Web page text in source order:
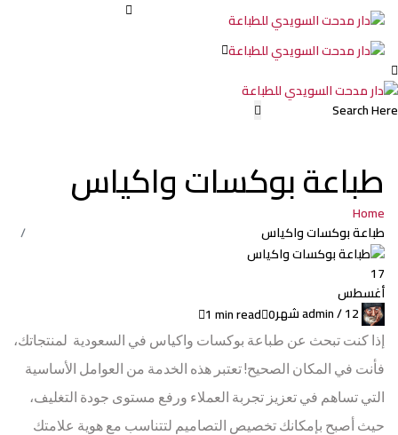
طباعة
بوكسات
,واسعارها
في
السعودية
2025
طباعة بوكسات واكياس
Home
طباعة بوكسات واكياس
17
أغسطس
12 شهر 0
1 min read
إذا كنت تبحث عن طباعة بوكسات واكياس في السعودية لمنتجاتك،
فأنت في المكان الصحيح! تعتبر هذه الخدمة من العوامل الأساسية
التي تساهم في تعزيز تجربة العملاء ورفع مستوى جودة التغليف،
حيث أصبح بإمكانك تخصيص التصاميم لتتناسب مع هوية علامتك